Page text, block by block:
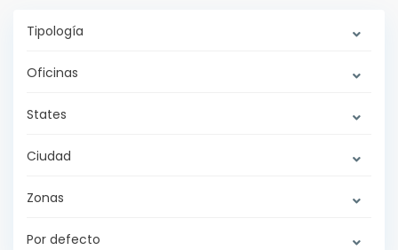
Tipología
Oficinas
States
Ciudad
Zonas
Por defecto